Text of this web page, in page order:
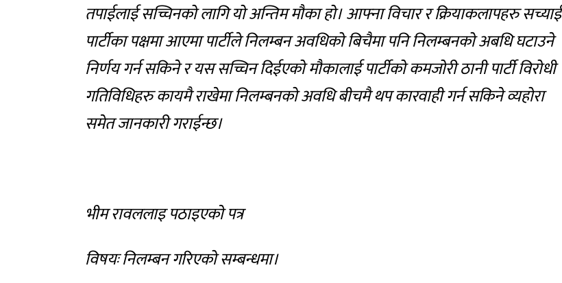
तपाईलाई सच्चिनको लागि यो अन्तिम मौका हो। आफ्ना विचार र क्रियाकलापहरु सच्याई
पार्टीका पक्षमा आएमा पार्टीले निलम्बन अवधिको बिचैमा पनि निलम्बनको अबधि घटाउने
निर्णय गर्न सकिने र यस सच्चिन दिईएको मौकालाई पार्टीको कमजोरी ठानी पार्टी विरोधी
गतिविधिहरु कायमै राखेमा निलम्बनको अवधि बीचमै थप कारवाही गर्न सकिने व्यहोरा
समेत जानकारी गराईन्छ।
भीम रावललाइ पठाइएकाे पत्र
विषयः निलम्बन गरिएको सम्बन्धमा।